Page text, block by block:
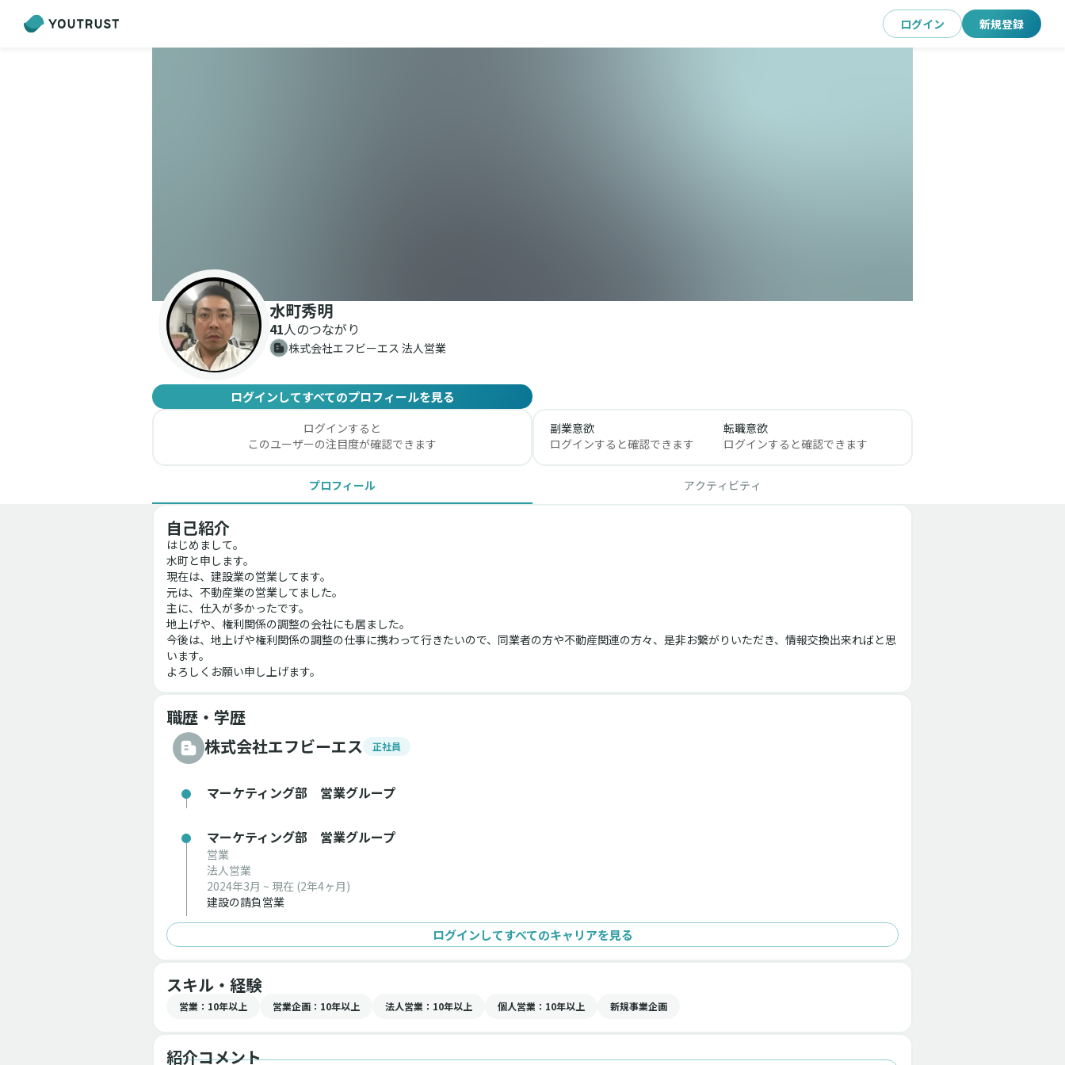
ログイン 新規登録
水町秀明
41人のつながり
株式会社エフビーエス 法人営業
ログインしてすべてのプロフィールを見る
ログインすると
このユーザーの注目度が確認できます
副業意欲
ログインすると確認できます
転職意欲
ログインすると確認できます
プロフィール アクティビティ
自己紹介
はじめまして。
水町と申します。
現在は、建設業の営業してます。
元は、不動産業の営業してました。
主に、仕入が多かったです。
地上げや、権利関係の調整の会社にも居ました。
今後は、地上げや権利関係の調整の仕事に携わって行きたいので、同業者の方や不動産関連の方々、是非お繋がりいただき、情報交換出来ればと思
います。
よろしくお願い申し上げます。
職歴・学歴
株式会社エフビーエス
正社員
マーケティング部 営業グループ
マーケティング部 営業グループ
営業
法人営業
2024年3月 ~ 現在 (2年4ヶ月)
建設の請負営業
ログインしてすべてのキャリアを見る
スキル・経験
営業 ：10年以上 営業企画 ：10年以上 法人営業 ：10年以上 個人営業 ：10年以上 新規事業企画
紹介コメント